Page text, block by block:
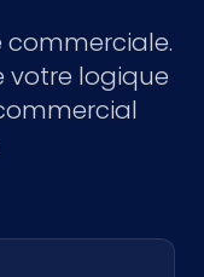
commerciale.
logique